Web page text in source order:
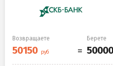
Возвращаете Берете